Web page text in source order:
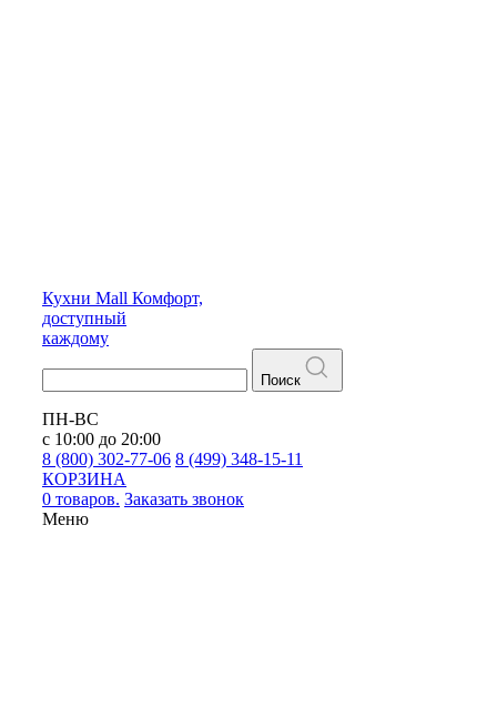
Кухни Mall Комфорт,
доступный
каждому
Поиск
ПН-ВС
с 10:00 до 20:00
8 (800) 302-77-06 8 (499) 348-15-11
КОРЗИНА
0 товаров. Заказать звонок
Меню